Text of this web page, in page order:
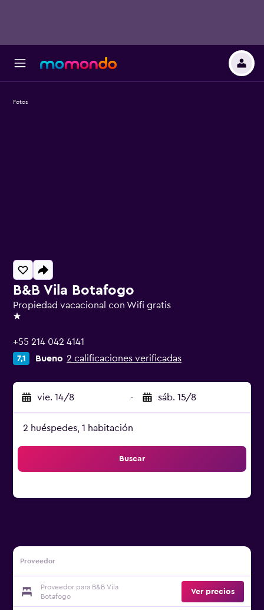
B&B Vila Botafogo
Propiedad vacacional con Wifi gratis
1 estrella
+55 214 042 4141
7,1 Bueno 2 calificaciones verificadas
vie. 14/8 - sáb. 15/8
2 huéspedes, 1 habitación
Buscar
Proveedor
Proveedor para B&B Vila
Botafogo
Ver precios
Fotos